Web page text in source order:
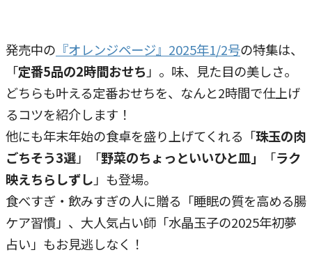
発売中の 『オレンジページ』2025年1/2号の特集は、
「定番5品の2時間おせち 」。味、見た目の美しさ。
どちらも叶える定番おせちを、なんと2時間で仕上げ
るコツを紹介します！
他にも年末年始の食卓を盛り上げてくれる「珠玉の肉
ごちそう3選」「野菜のちょっといいひと皿」 「ラク
映えちらしずし 」も登場。
食べすぎ・飲みすぎの人に贈る「睡眠の質を高める腸
ケア習慣」、大人気占い師「水晶玉子の2025年初夢
占い」もお見逃しなく！